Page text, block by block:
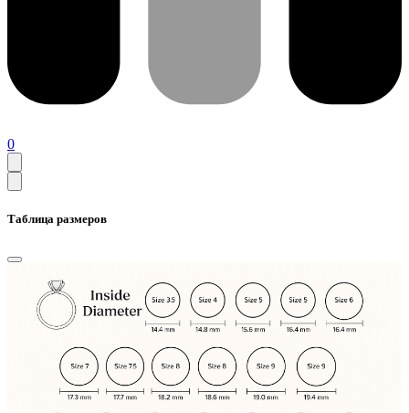
0
Таблица размеров